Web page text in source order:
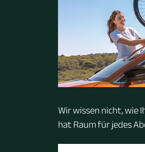
Wir wissen nicht, wie
hat Raum für jedes